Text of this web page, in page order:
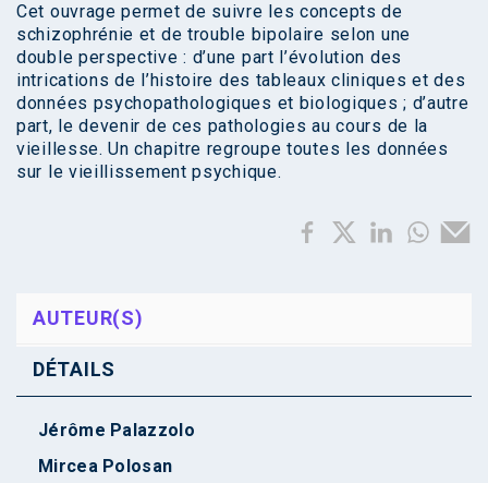
Cet ouvrage permet de suivre les concepts de
schizophrénie et de trouble bipolaire selon une
double perspective : d’une part l’évolution des
intrications de l’histoire des tableaux cliniques et des
données psychopathologiques et biologiques ; d’autre
part, le devenir de ces pathologies au cours de la
vieillesse. Un chapitre regroupe toutes les données
sur le vieillissement psychique.
AUTEUR(S)
DÉTAILS
Jérôme Palazzolo
Mircea Polosan